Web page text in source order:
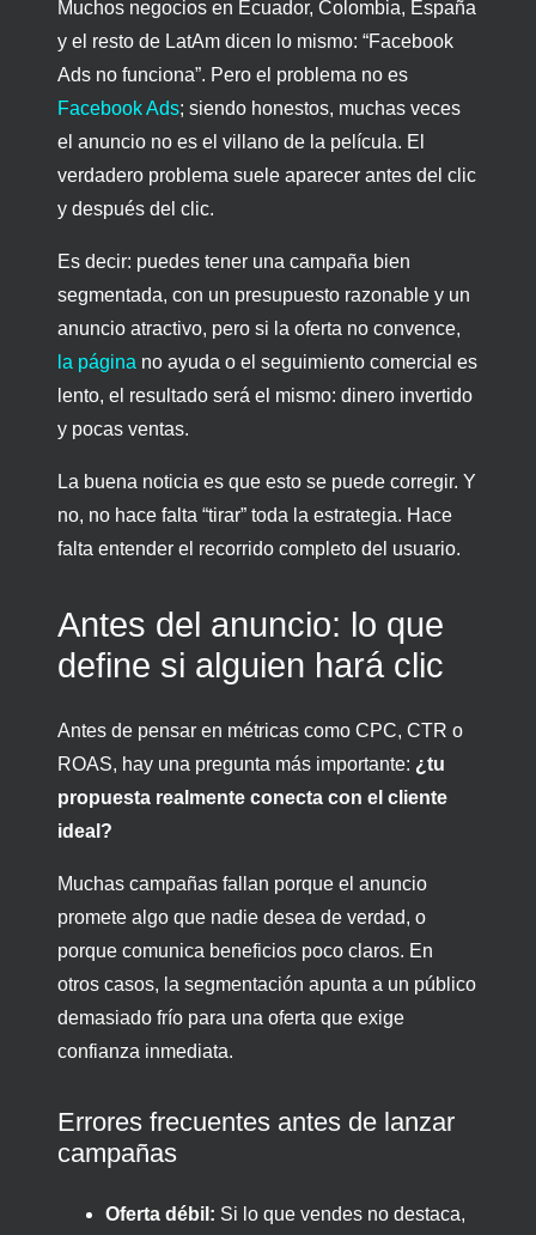
Muchos negocios en Ecuador, Colombia, España
y el resto de LatAm dicen lo mismo: “Facebook
Ads no funciona”. Pero el problema no es
Facebook Ads; siendo honestos, muchas veces
el anuncio no es el villano de la película. El
verdadero problema suele aparecer antes del clic
y después del clic.
Es decir: puedes tener una campaña bien
segmentada, con un presupuesto razonable y un
anuncio atractivo, pero si la oferta no convence,
la página no ayuda o el seguimiento comercial es
lento, el resultado será el mismo: dinero invertido
y pocas ventas.
La buena noticia es que esto se puede corregir. Y
no, no hace falta “tirar” toda la estrategia. Hace
falta entender el recorrido completo del usuario.
Antes del anuncio: lo que
define si alguien hará clic
Antes de pensar en métricas como CPC, CTR o
ROAS, hay una pregunta más importante: ¿tu
propuesta realmente conecta con el cliente
ideal?
Muchas campañas fallan porque el anuncio
promete algo que nadie desea de verdad, o
porque comunica beneficios poco claros. En
otros casos, la segmentación apunta a un público
demasiado frío para una oferta que exige
confianza inmediata.
Errores frecuentes antes de lanzar
campañas
Oferta débil: Si lo que vendes no destaca,